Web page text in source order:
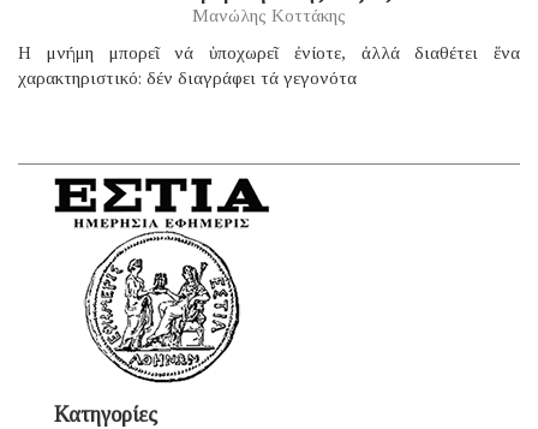
Μανώλης Κοττάκης
H μνήμη μπορεῖ νά ὑποχωρεῖ ἐνίοτε, ἀλλά διαθέτει ἕνα
χαρακτηριστικό: δέν διαγράφει τά γεγονότα
Κατηγορίες